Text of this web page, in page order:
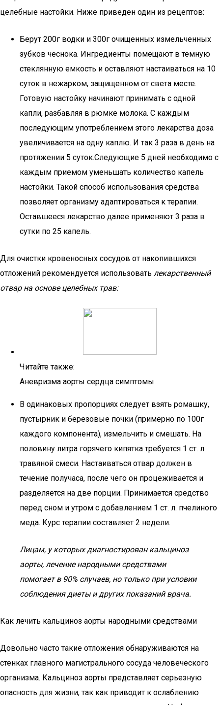
целебные настойки. Ниже приведен один из рецептов:
Берут 200г водки и 300г очищенных измельченных
зубков чеснока. Ингредиенты помещают в темную
стеклянную емкость и оставляют настаиваться на 10
суток в нежарком, защищенном от света месте.
Готовую настойку начинают принимать с одной
капли, разбавляя в рюмке молока. С каждым
последующим употреблением этого лекарства доза
увеличивается на одну каплю. И так 3 раза в день на
протяжении 5 суток.Следующие 5 дней необходимо с
каждым приемом уменьшать количество капель
настойки. Такой способ использования средства
позволяет организму адаптироваться к терапии.
Оставшееся лекарство далее применяют 3 раза в
сутки по 25 капель.
Для очистки кровеносных сосудов от накопившихся
отложений рекомендуется использовать лекарственный
отвар на основе целебных трав:
Читайте также:
Аневризма аорты сердца симптомы
В одинаковых пропорциях следует взять ромашку,
пустырник и березовые почки (примерно по 100г
каждого компонента), измельчить и смешать. На
половину литра горячего кипятка требуется 1 ст. л.
травяной смеси. Настаиваться отвар должен в
течение получаса, после чего он процеживается и
разделяется на две порции. Принимается средство
перед сном и утром с добавлением 1 ст. л. пчелиного
меда. Курс терапии составляет 2 недели.
Лицам, у которых диагностирован кальциноз
аорты, лечение народными средствами
помогает в 90% случаев, но только при условии
соблюдения диеты и других показаний врача.
Как лечить кальциноз аорты народными средствами
Довольно часто такие отложения обнаруживаются на
стенках главного магистрального сосуда человеческого
организма. Кальциноз аорты представляет серьезную
опасность для жизни, так как приводит к ослаблению